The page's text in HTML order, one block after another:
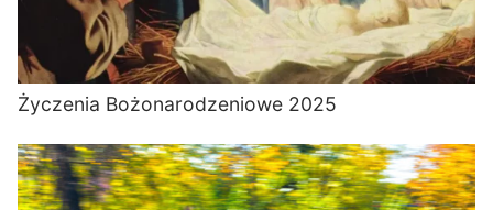
Życzenia Bożonarodzeniowe 2025